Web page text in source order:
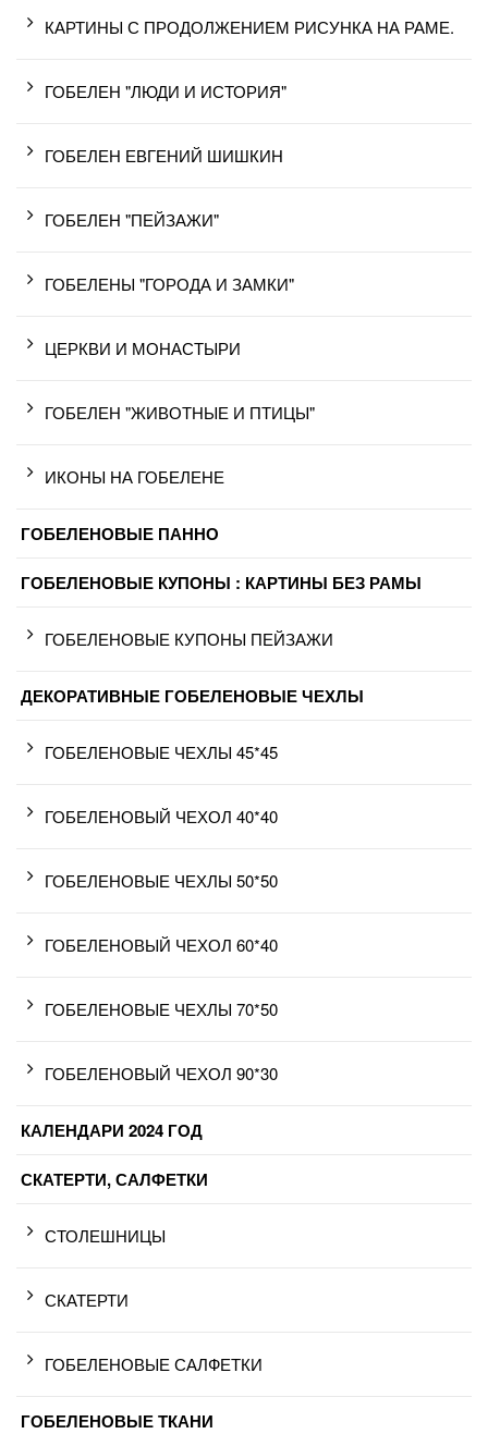
КАРТИНЫ С ПРОДОЛЖЕНИЕМ РИСУНКА НА РАМЕ.
ГОБЕЛЕН "ЛЮДИ И ИСТОРИЯ"
ГОБЕЛЕН ЕВГЕНИЙ ШИШКИН
ГОБЕЛЕН "ПЕЙЗАЖИ"
ГОБЕЛЕНЫ "ГОРОДА И ЗАМКИ"
ЦЕРКВИ И МОНАСТЫРИ
ГОБЕЛЕН "ЖИВОТНЫЕ И ПТИЦЫ"
ИКОНЫ НА ГОБЕЛЕНЕ
ГОБЕЛЕНОВЫЕ ПАННО
ГОБЕЛЕНОВЫЕ КУПОНЫ : КАРТИНЫ БЕЗ РАМЫ
ГОБЕЛЕНОВЫЕ КУПОНЫ ПЕЙЗАЖИ
ДЕКОРАТИВНЫЕ ГОБЕЛЕНОВЫЕ ЧЕХЛЫ
ГОБЕЛЕНОВЫЕ ЧЕХЛЫ 45*45
ГОБЕЛЕНОВЫЙ ЧЕХОЛ 40*40
ГОБЕЛЕНОВЫЕ ЧЕХЛЫ 50*50
ГОБЕЛЕНОВЫЙ ЧЕХОЛ 60*40
ГОБЕЛЕНОВЫЕ ЧЕХЛЫ 70*50
ГОБЕЛЕНОВЫЙ ЧЕХОЛ 90*30
КАЛЕНДАРИ 2024 ГОД
СКАТЕРТИ, САЛФЕТКИ
СТОЛЕШНИЦЫ
СКАТЕРТИ
ГОБЕЛЕНОВЫЕ САЛФЕТКИ
ГОБЕЛЕНОВЫЕ ТКАНИ